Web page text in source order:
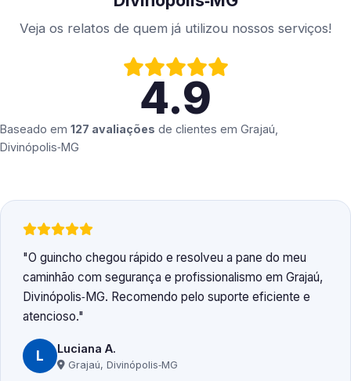
Veja os relatos de quem já utilizou nossos serviços!
4.9
Baseado em 127 avaliações de clientes em Grajaú,
Divinópolis‑MG
O guincho chegou rápido e resolveu a pane do meu
caminhão com segurança e profissionalismo em Grajaú,
Divinópolis‑MG. Recomendo pelo suporte eficiente e
atencioso.
L Luciana A.
Grajaú, Divinópolis‑MG